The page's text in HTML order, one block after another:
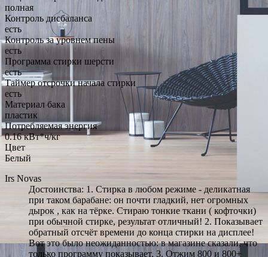
полная
Контроль дисбаланса
есть
Контроль за уровнем пены
есть
Программа стирки шерсти
есть
Таймер отсрочки начала стирки
есть
Материал бака
пластик
Потребляемая энергия
0.16 кВт*ч/кг
Цвет
Белый
Irs Novas
Достоинства: 1. Стирка в любом режиме - деликатная
при таком барабане: он почти гладкий, нет огромных
дырок , как на тёрке. Стираю тонкие ткани ( кофточки)
при обычной стирке, результат отличный! 2. Показывает
обратный отсчёт времени до конца стирки на дисплее!
Вот это было неожиданностью: в магазине сказали, что
только программу показывает. 3. Отжим 800 и 800+